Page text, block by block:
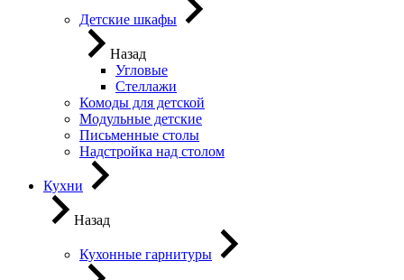
Детские шкафы
Назад
Угловые
Стеллажи
Комоды для детской
Модульные детские
Письменные столы
Надстройка над столом
Кухни
Назад
Кухонные гарнитуры